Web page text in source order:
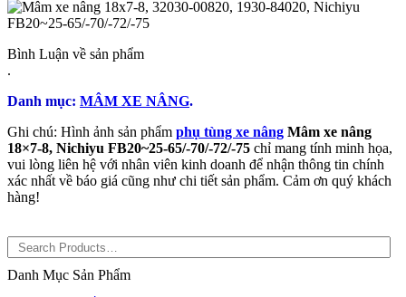
Bình Luận về sản phẩm
.
Danh mục: MÂM XE NÂNG.
Ghi chú: Hình ảnh sản phẩm phụ tùng xe nâng Mâm xe nâng
18×7-8, Nichiyu FB20~25-65/-70/-72/-75 chỉ mang tính minh họa,
vui lòng liên hệ với nhân viên kinh doanh để nhận thông tin chính
xác nhất về báo giá cũng như chi tiết sản phẩm. Cảm ơn quý khách
hàng!
Danh Mục Sản Phẩm